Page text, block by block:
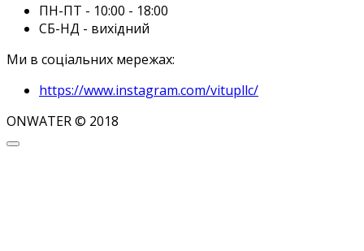
ПН-ПТ - 10:00 - 18:00
СБ-НД - вихідний
Ми в соціальних мережах:
https://www.instagram.com/vitupllc/
ONWATER © 2018